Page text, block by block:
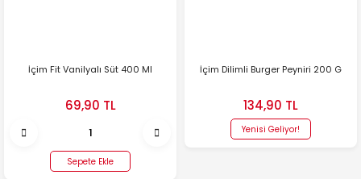
İçim Fit Vanilyalı Süt 400 Ml
69,90 TL
Sepete Ekle
İçim Dilimli Burger Peyniri 200 G
134,90 TL
Yenisi Geliyor!